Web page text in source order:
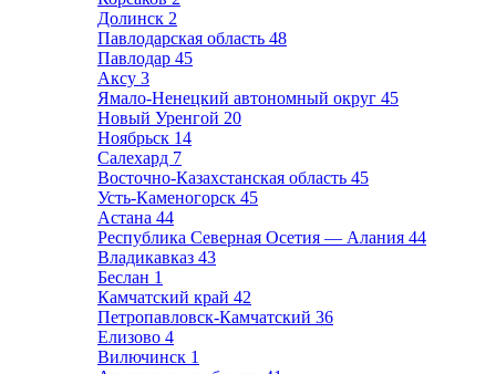
Долинск 2
Павлодарская область 48
Павлодар 45
Аксу 3
Ямало-Ненецкий автономный округ 45
Новый Уренгой 20
Ноябрьск 14
Салехард 7
Восточно-Казахстанская область 45
Усть-Каменогорск 45
Астана 44
Республика Северная Осетия — Алания 44
Владикавказ 43
Беслан 1
Камчатский край 42
Петропавловск-Камчатский 36
Елизово 4
Вилючинск 1